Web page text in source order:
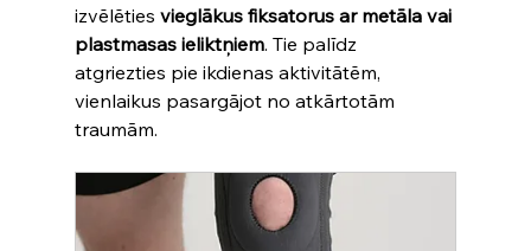
izvēlēties vieglākus fiksatorus ar metāla vai
plastmasas ieliktņiem. Tie palīdz
atgriezties pie ikdienas aktivitātēm,
vienlaikus pasargājot no atkārtotām
traumām.